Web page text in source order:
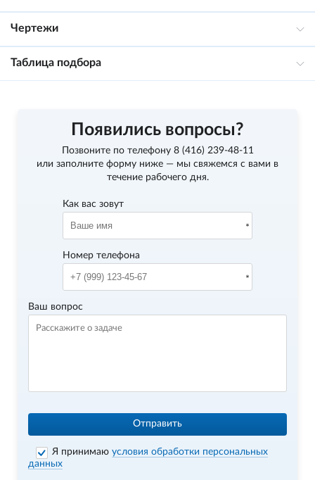
Чертежи
Таблица подбора
Появились вопросы?
Позвоните по телефону 8 (416) 239-48-11
или заполните форму ниже — мы свяжемся с вами в
течение рабочего дня.
Как вас зовут
Номер телефона
Ваш вопрос
Отправить
Я принимаюусловия обработки персональных
данных